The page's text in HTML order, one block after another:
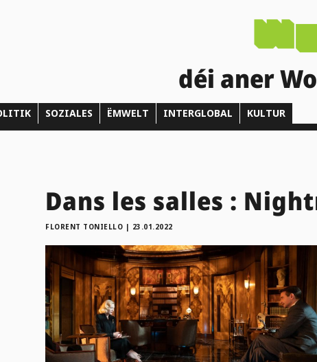
déi aner
SOZIALES ËMWELT INTERGLOBAL KULTUR
Dans les salles :
FLORENT TONIELLO | 23.01.2022